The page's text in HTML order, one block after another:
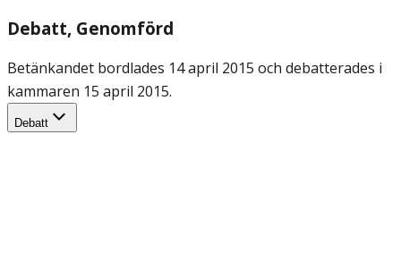
Debatt, Genomförd
Betänkandet bordlades 14 april 2015 och debatterades i
kammaren 15 april 2015.
Debatt